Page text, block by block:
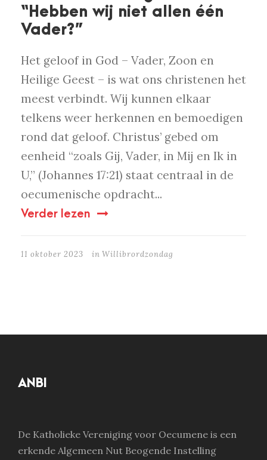
“Hebben wij niet allen één
Vader?”
Het geloof in God – Vader, Zoon en
Heilige Geest – is wat ons christenen het
meest verbindt. Wij kunnen elkaar
telkens weer herkennen en bemoedigen
rond dat geloof. Christus’ gebed om
eenheid “zoals Gij, Vader, in Mij en Ik in
U,” (Johannes 17:21) staat centraal in de
oecumenische opdracht...
Verder lezen
11 oktober 2023 in Willibrordzondag
ANBI
De Katholieke Vereniging voor Oecumene is een
erkende Algemeen Nut Beogende Instelling